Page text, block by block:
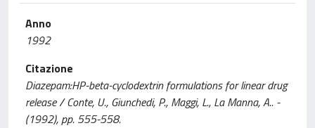
Anno
1992
Citazione
Diazepam:HP-beta-cyclodextrin formulations for linear drug
release / Conte, U., Giunchedi, P., Maggi, L., La Manna, A.. -
(1992), pp. 555-558.